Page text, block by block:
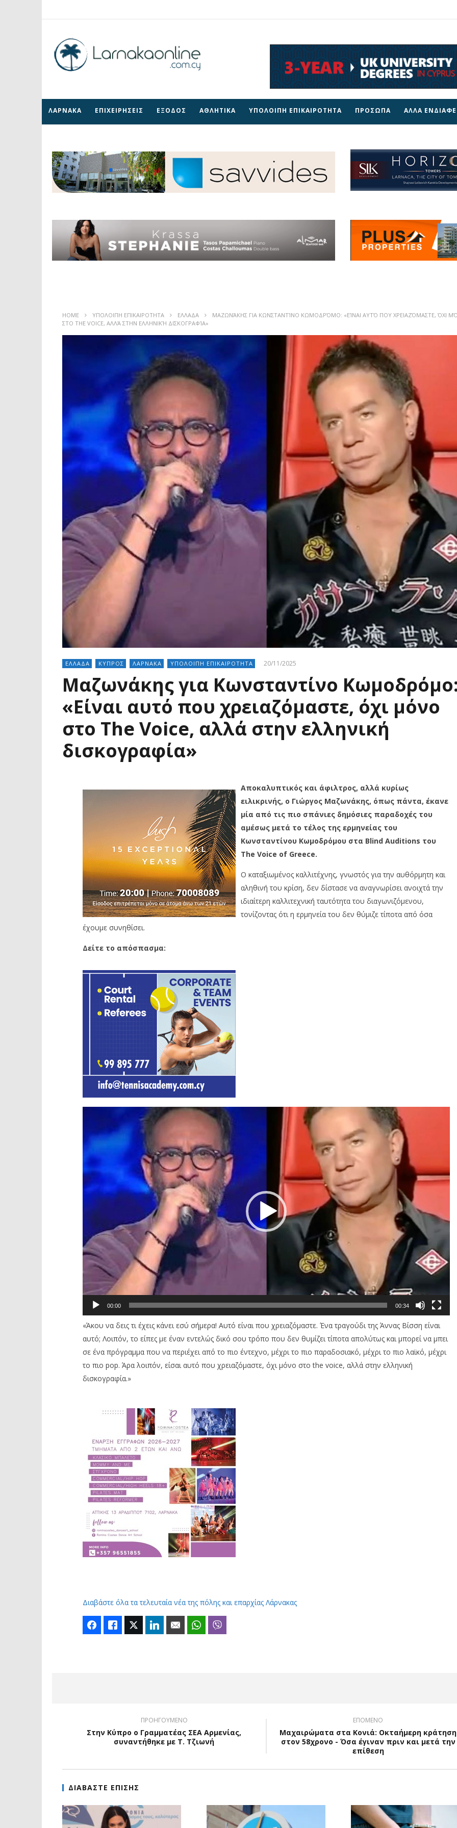
ΛΑΡΝΑΚΑ ΕΠΙΧΕΙΡΗΣΕΙΣ ΕΞΟΔΟΣ ΑΘΛΗΤΙΚΑ ΥΠΟΛΟΙΠΗ ΕΠΙΚΑΙΡΟΤΗΤΑ ΠΡΟΣΩΠΑ ΑΛΛΑ
HOME ΥΠΟΛΟΙΠΗ ΕΠΙΚΑΙΡΟΤΗΤΑ ΕΛΛΑΔΑ
ΜΑΖΩΝΆΚΗΣ ΓΙΑ ΚΩΝΣΤΑΝΤΊΝΟ ΚΩΜΟΔΡΌΜΟ: «ΕΊΝΑΙ ΑΥΤΌ ΠΟΥ ΧΡΕΙΑΖΌΜΑΣΤΕ, ΌΧΙ
ΣΤΟ THE VOICE, ΑΛΛΆ ΣΤΗΝ ΕΛΛΗΝΙΚΉ ΔΙΣΚΟΓΡΑΦΊΑ»
ΕΛΛΑΔΑ ΚΥΠΡΟΣ ΛΑΡΝΑΚΑ ΥΠΟΛΟΙΠΗ ΕΠΙΚΑΙΡΟΤΗΤΑ 20/11/2025
Μαζωνάκης για Κωνσταντίνο
«Είναι αυτό που χρειαζόμαστε, όχι μόνο
στο The Voice, αλλά στην ελληνική
δισκογραφία»
Αποκαλυπτικός και άφιλτρος, αλλά κυρίως
ειλικρινής, ο Γιώργος Μαζωνάκης, όπως πάντα, έκανε
μία από τις πιο σπάνιες δημόσιες παραδοχές του
αμέσως μετά το τέλος της ερμηνείας του
Κωνσταντίνου Κωμοδρόμου στα Blind Auditions του
The Voice of Greece.
Ο καταξιωμένος καλλιτέχνης, γνωστός για την αυθόρμητη και
αληθινή του κρίση, δεν δίστασε να αναγνωρίσει ανοιχτά την
ιδιαίτερη καλλιτεχνική ταυτότητα του διαγωνιζόμενου,
τονίζοντας ότι η ερμηνεία του δεν θύμιζε τίποτα από όσα
έχουμε συνηθίσει.
Δείτε το απόσπασμα:
00:00 00:34
«Άκου να δεις τι έχεις κάνει εσύ σήμερα! Αυτό είναι που χρειαζόμαστε. Ένα τραγούδι της Άννας Βίσση είναι
αυτό; Λοιπόν, το είπες με έναν εντελώς δικό σου τρόπο που δεν θυμίζει τίποτα απολύτως και μπορεί να μπει
σε ένα πρόγραμμα που να περιέχει από το πιο έντεχνο, μέχρι το πιο παραδοσιακό, μέχρι το πιο λαϊκό, μέχρι
το πιο pop. Άρα λοιπόν, είσαι αυτό που χρειαζόμαστε, όχι μόνο στο the voice, αλλά στην ελληνική
δισκογραφία.»
Διαβάστε όλα τα τελευταία νέα της πόλης και επαρχίας Λάρνακας
FacebookLike Twitter LinkedIn Email WhatsApp
ΠΡΟΗΓΟΥΜΕΝΟ
Στην Κύπρο ο Γραμματέας ΣΕΑ Αρμενίας,
συναντήθηκε με Τ. Τζιωνή
ΕΠΟΜΕΝΟ
Μαχαιρώματα στα Κονιά: Οκταήμερη κράτηση
στον 58χρονο - Όσα έγιναν πριν και μετά την
επίθεση
ΔΙΑΒΑΣΤΕ ΕΠΙΣΗΣ